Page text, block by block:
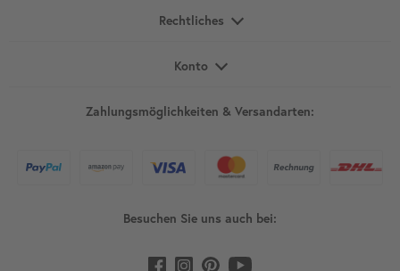
Rechtliches
Konto
Zahlungsmöglichkeiten & Versandarten:
Besuchen Sie uns auch bei: